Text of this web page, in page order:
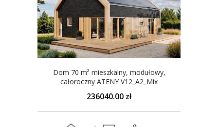
Dom 70 m² mieszkalny, modułowy,
całoroczny ATENY V12_A2_Mix
236040.00 zł